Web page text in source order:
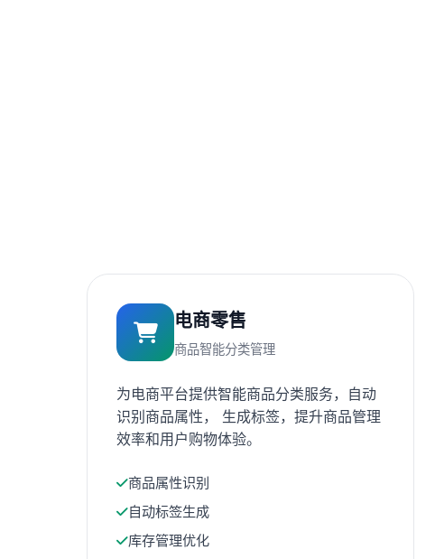
电商零售
商品智能分类管理
为电商平台提供智能商品分类服务，自动
识别商品属性， 生成标签，提升商品管理
效率和用户购物体验。
商品属性识别
自动标签生成
库存管理优化